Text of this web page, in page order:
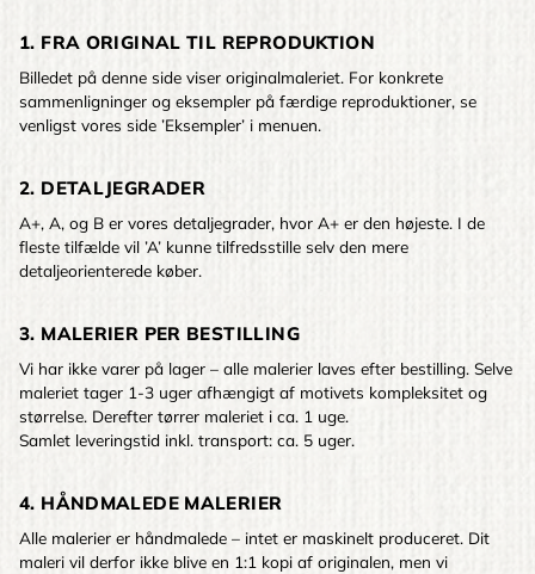
1. FRA ORIGINAL TIL REPRODUKTION
Billedet på denne side viser originalmaleriet. For konkrete
sammenligninger og eksempler på færdige reproduktioner, se
venligst vores side ’Eksempler’ i menuen.
2. DETALJEGRADER
A+, A, og B er vores detaljegrader, hvor A+ er den højeste. I de
fleste tilfælde vil ’A’ kunne tilfredsstille selv den mere
detaljeorienterede køber.
3. MALERIER PER BESTILLING
Vi har ikke varer på lager – alle malerier laves efter bestilling. Selve
maleriet tager 1-3 uger afhængigt af motivets kompleksitet og
størrelse. Derefter tørrer maleriet i ca. 1 uge.
Samlet leveringstid inkl. transport: ca. 5 uger.
4. HÅNDMALEDE MALERIER
Alle malerier er håndmalede – intet er maskinelt produceret. Dit
maleri vil derfor ikke blive en 1:1 kopi af originalen, men vi